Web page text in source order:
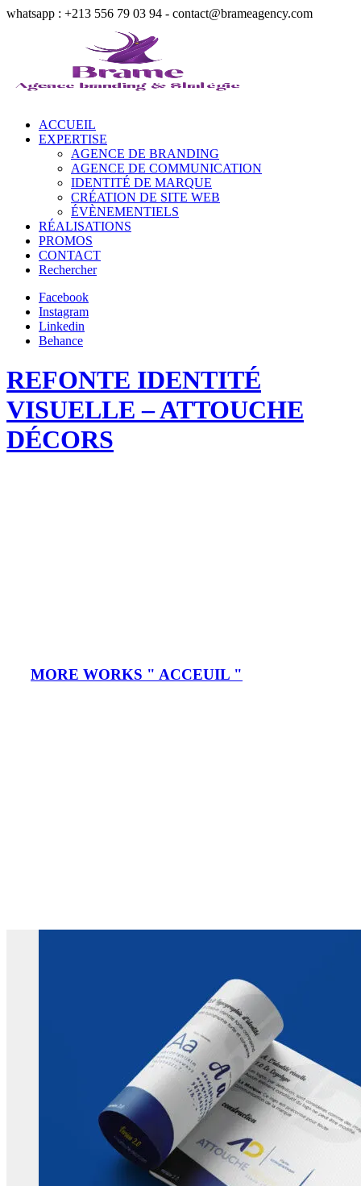
whatsapp : +213 556 79 03 94 - contact@brameagency.com
ACCUEIL
EXPERTISE
AGENCE DE BRANDING
AGENCE DE COMMUNICATION
IDENTITÉ DE MARQUE
CRÉATION DE SITE WEB
ÉVÈNEMENTIELS
RÉALISATIONS
PROMOS
CONTACT
Rechercher
Facebook
Instagram
Linkedin
Behance
REFONTE IDENTITÉ
VISUELLE – ATTOUCHE
DÉCORS
MORE WORKS " ACCEUIL "